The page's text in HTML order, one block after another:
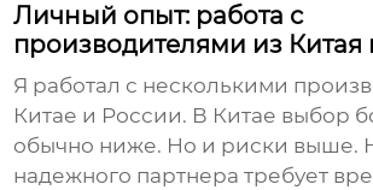
Личный опыт: работа с
производителями из Китая
Я работал с несколькими
Китае и России. В Китае выбор
обычно ниже. Но и риски выше.
надежного партнера требует